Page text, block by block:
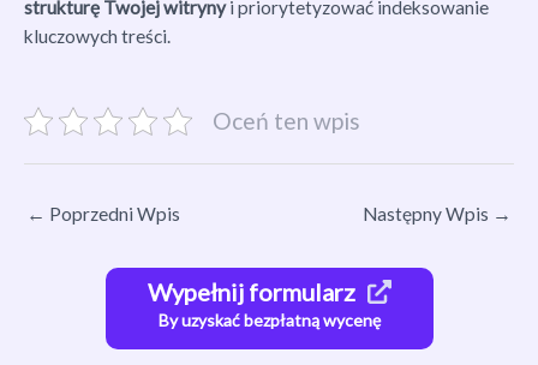
strukturę Twojej witrynyi priorytetyzować indeksowanie
kluczowych treści.
Oceń ten wpis
← Poprzedni Wpis Następny Wpis →
Wypełnij formularz
By uzyskać bezpłatną wycenę